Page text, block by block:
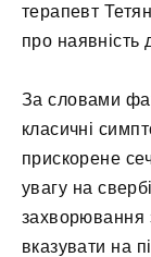
терапевт
про наявність
За словами
класичні
прискорене
увагу на
захворювання
вказувати на